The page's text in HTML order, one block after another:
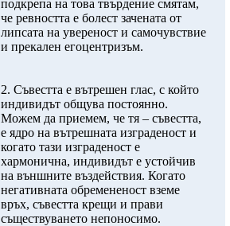
подкрепа на това твърдение смятам,
че ревността е болест зачената от
липсата на увереност и самочувствие
и прекален егоцентризъм.
2. Съвестта е вътрешен глас, с който
индивидът общува постоянно.
Можем да приемем, че тя – съвестта,
е ядро на вътрешната изграденост и
когато тази изграденост е
хармонична, индивидът е устойчив
на външните въздействия. Когато
негативната обремененост вземе
връх, съвестта крещи и прави
съществуването непоносимо.